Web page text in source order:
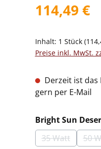
114,49 €
Inhalt: 1 Stück
Preise inkl. MwSt.
Derzeit ist
gern per E-Mail
Bright Sun
35 Watt
(Diese 50